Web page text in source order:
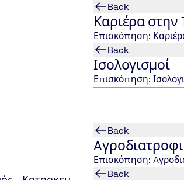
Back
Καριέρα στην
Επισκόπηση:
Back
Ισολογισμοί
Επισκόπηση:
Back
Επισκόπηση:
Back
την MDI
για τον